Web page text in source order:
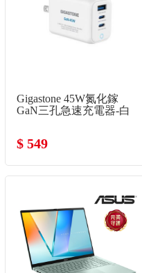
Gigastone 45W氮化鎵
GaN三孔急速充電器-白
$ 549